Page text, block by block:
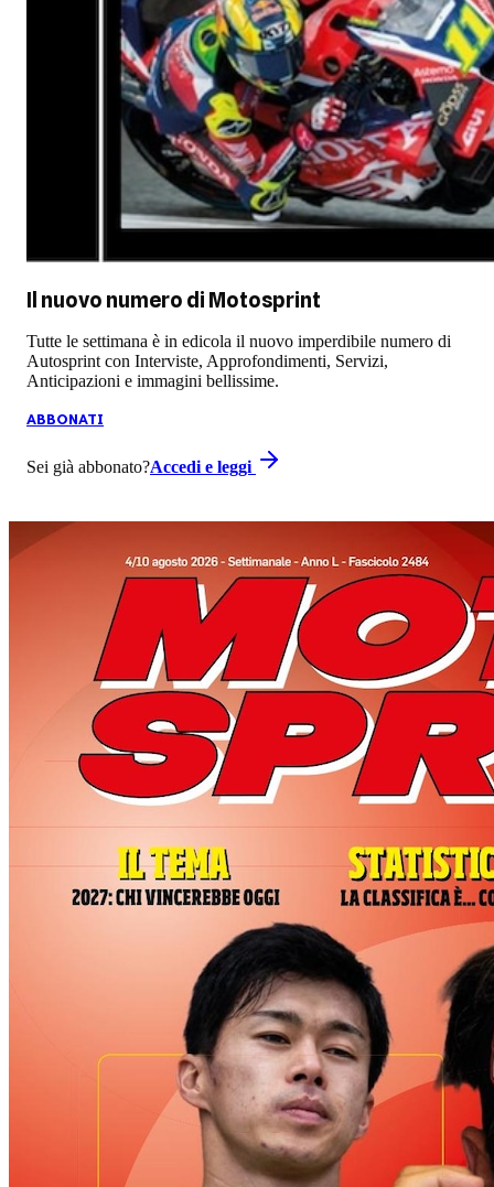
Il nuovo numero di Motosprint
Tutte le settimana è in edicola il nuovo imperdibile numero di
Autosprint con Interviste, Approfondimenti, Servizi,
Anticipazioni e immagini bellissime.
ABBONATI
Sei già abbonato?Accedi e leggi